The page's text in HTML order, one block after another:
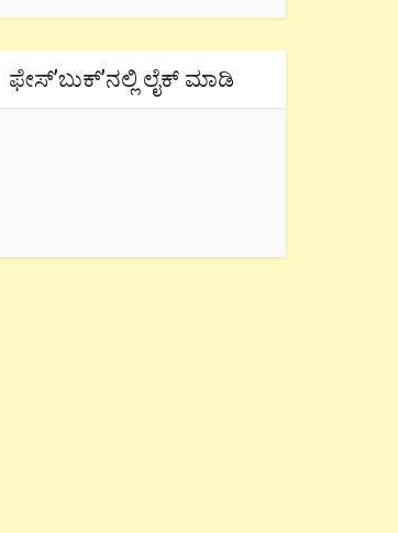
ಫೇಸ್’ಬುಕ್’ನಲ್ಲಿ ಲೈಕ್ ಮಾಡಿ